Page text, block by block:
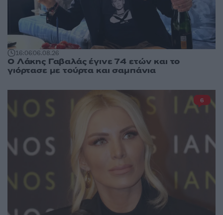
16:0606.08.26
Ο Λάκης Γαβαλάς έγινε 74 ετών και το
γιόρτασε με τούρτα και σαμπάνια
6